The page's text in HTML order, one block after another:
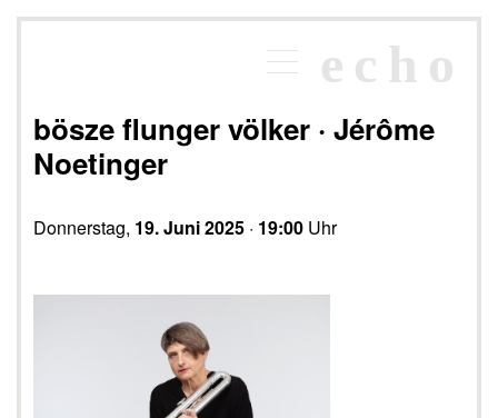
×
Programm
Newsletter
echo
bösze flunger völker · Jérôme
Noetinger
Donnerstag, 19. Juni 2025 · 19:00 Uhr